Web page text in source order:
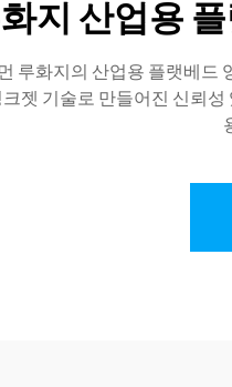
지 산업용
루화지의 산업용 플랫베
젯 기술로 만들어진 신뢰